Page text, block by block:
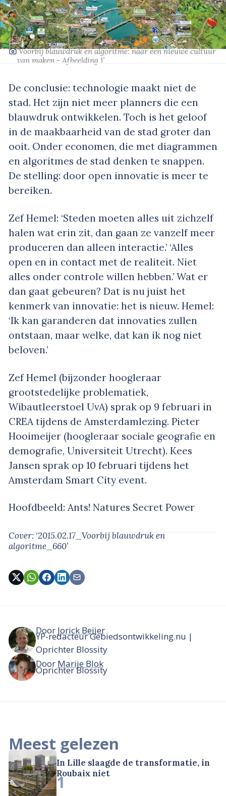
‘Voorbij blauwdruk en algoritme: naar een nieuwe cultuur
van maken - Afbeelding 1’
De conclusie: technologie maakt niet de
stad. Het zijn niet meer planners die een
blauwdruk ontwikkelen. Toch is het geloof
in de maakbaarheid van de stad groter dan
ooit. Onder economen, die met diagrammen
en algoritmes de stad denken te snappen.
De stelling: door open innovatie is meer te
bereiken.
Zef Hemel: ‘Steden moeten alles uit zichzelf
halen wat erin zit, dan gaan ze vanzelf meer
produceren dan alleen interactie.’ ‘Alles
open en in contact met de realiteit. Niet
alles onder controle willen hebben.’ Wat er
dan gaat gebeuren? Dat is nu juist het
kenmerk van innovatie: het is nieuw. Hemel:
‘Ik kan garanderen dat innovaties zullen
ontstaan, maar welke, dat kan ik nog niet
beloven.’
Zef Hemel (bijzonder hoogleraar
grootstedelijke problematiek,
Wibautleerstoel UvA) sprak op 9 februari in
CREA tijdens de Amsterdamlezing. Pieter
Hooimeijer (hoogleraar sociale geografie en
demografie, Universiteit Utrecht). Kees
Jansen sprak op 10 februari tijdens het
Amsterdam Smart City event.
Hoofdbeeld: Ants! Natures Secret Power
Cover: ‘2015.02.17_Voorbij blauwdruk en
algoritme_660’
Door Jorick Beijer
YP-redacteur Gebiedsontwikkeling.nu |
Oprichter Blossity
Door Marije Blok
Oprichter Blossity
Meest gelezen
In Lille slaagde de transformatie, in
Roubaix niet
1